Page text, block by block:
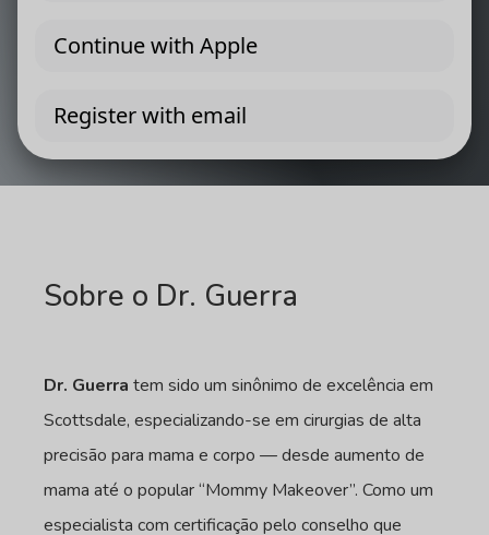
Sobre o Dr. Guerra
Dr. Guerra tem sido um sinônimo de excelência em
Scottsdale, especializando-se em cirurgias de alta
precisão para mama e corpo — desde aumento de
mama até o popular “Mommy Makeover”. Como um
especialista com certificação pelo conselho que